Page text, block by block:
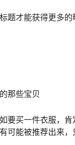
题才能获得更多的
那些宝贝
要买一件衣服，
可能被推荐出来